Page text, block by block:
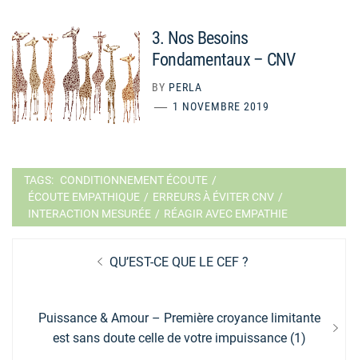
3. Nos Besoins
Fondamentaux – CNV
BY PERLA
1 NOVEMBRE 2019
TAGS: CONDITIONNEMENT ÉCOUTE /
ÉCOUTE EMPATHIQUE / ERREURS À ÉVITER CNV /
INTERACTION MESURÉE / RÉAGIR AVEC EMPATHIE
NavigationPrevious
QU’EST-CE QUE LE CEF ?
Next
post:
Puissance & Amour – Première croyance limitante
est sans doute celle de votre impuissance (1)